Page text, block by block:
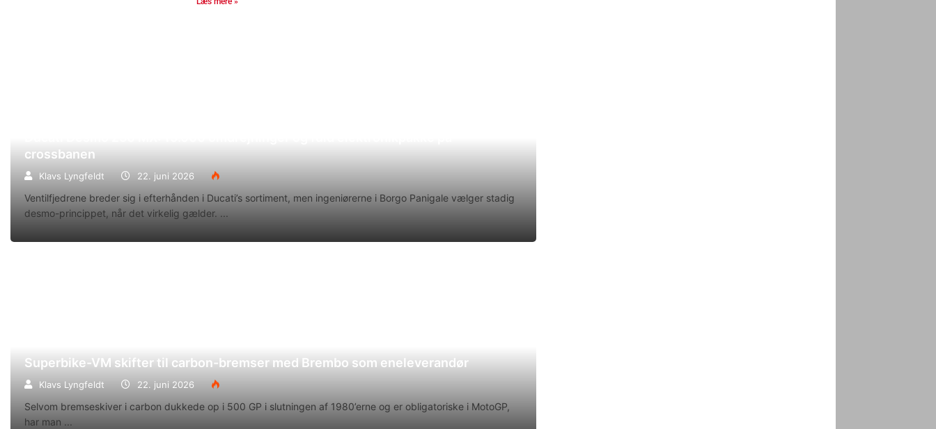
crossbanen
Klavs Lyngfeldt 22. juni 2026
Ventilfjedrene breder sig i efterhånden i Ducati’s sortiment, men ingeniørerne i Borgo Panigale vælger stadig
desmo-princippet, når det virkelig gælder.
Superbike-VM skifter til carbon-bremser med Brembo som eneleverandør
Klavs Lyngfeldt 22. juni 2026
Selvom bremseskiver i carbon dukkede op i 500 GP i slutningen af 1980’erne og er obligatoriske i MotoGP,
har man